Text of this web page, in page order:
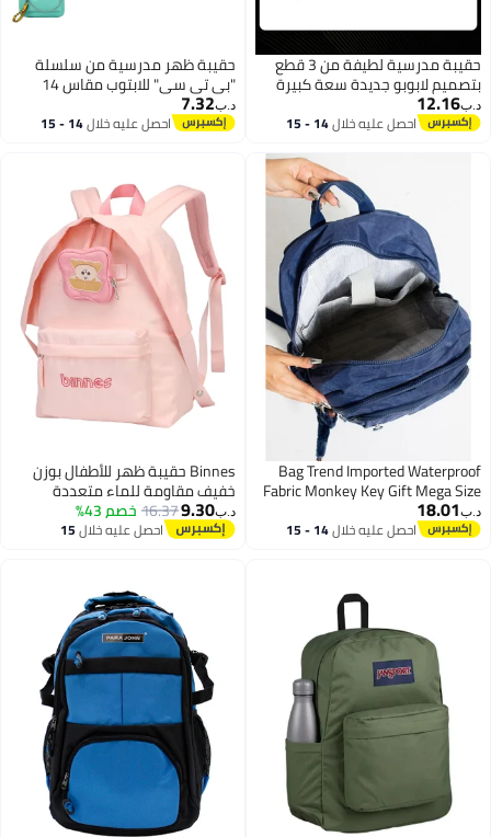
حقيبة مدرسية لطيفة من 3 قطع
بتصميم لابوبو جديدة سعة كبيرة
مقاومة للاهتراء لطلاب المدارس
الابتدائية والمتوسطة والثانوية
د.ب‏12.16
احصل عليه خلال 14 - 15
حقيبة ظهر مدرسية من سلسلة
"بي تي سي" للابتوب مقاس 14
بوصة أخضر/أصفر
د.ب‏7.32
احصل عليه خلال 14 - 15
Bag Trend Imported Waterproof
Fabric Monkey Key Gift Mega Size
Backpack School Bag
د.ب‏18.01
احصل عليه خلال 14 - 15
4
Binnes حقيبة ظهر للأطفال بوزن
خفيف مقاومة للماء متعددة
الاستخدامات مقاس 14 بوصة للبنات
والأولاد، BNS6015، وردي
د.ب‏9.30
16.37خصم 43%
احصل عليه خلال15